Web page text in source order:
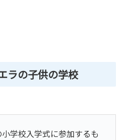
ラの子供の学校
小学校入学式に参加するも